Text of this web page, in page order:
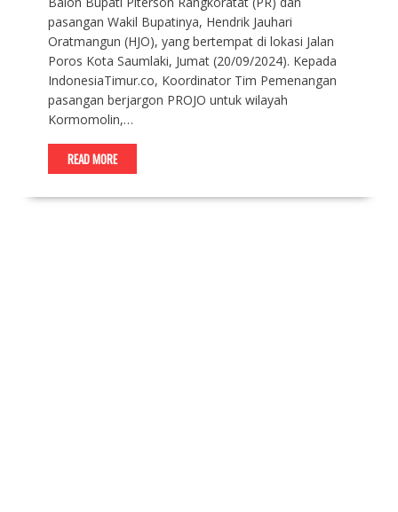
pasangan Wakil Bupatinya, Hendrik Jauhari
Oratmangun (HJO), yang bertempat di lokasi Jalan
Poros Kota Saumlaki, Jumat (20/09/2024). Kepada
IndonesiaTimur.co, Koordinator Tim Pemenangan
pasangan berjargon PROJO untuk wilayah
Kormomolin,…
READ MORE